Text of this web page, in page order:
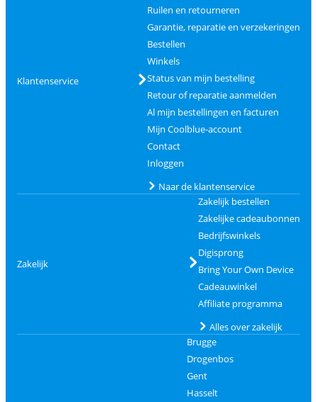
Klantenservice
Ruilen en retourneren
Garantie, reparatie en verzekeringen
Bestellen
Winkels
Status van mijn bestelling
Retour of reparatie aanmelden
Al mijn bestellingen en facturen
Mijn Coolblue-account
Contact
Inloggen
Naar de klantenservice
Zakelijk
Zakelijk bestellen
Zakelijke cadeaubonnen
Bedrijfswinkels
Digisprong
Bring Your Own Device
Cadeauwinkel
Affiliate programma
Alles over zakelijk
Brugge
Drogenbos
Gent
Hasselt